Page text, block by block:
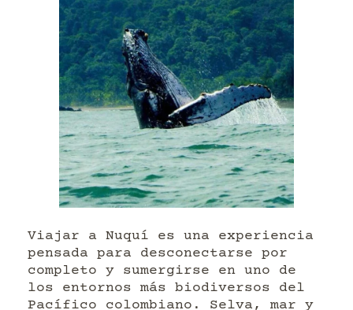
Viajar a Nuquí es una experiencia
pensada para desconectarse por
completo y sumergirse en uno de
los entornos más biodiversos del
Pacífico colombiano. Selva, mar y